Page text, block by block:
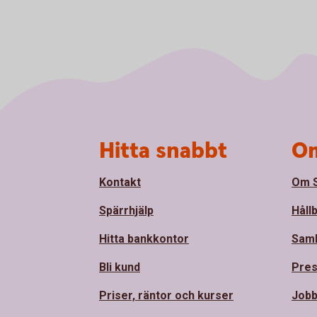
Hitta snabbt
Kontakt
Spärrhjälp
Hitta bankkontor
Bli kund
Priser, räntor och kurser
Om